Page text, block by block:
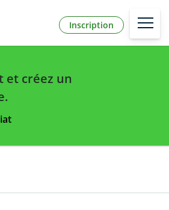
Inscription
et créez un